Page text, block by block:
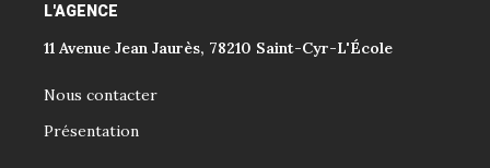
L'AGENCE
11 Avenue Jean Jaurès, 78210 Saint-Cyr-L'École
Nous contacter
Présentation